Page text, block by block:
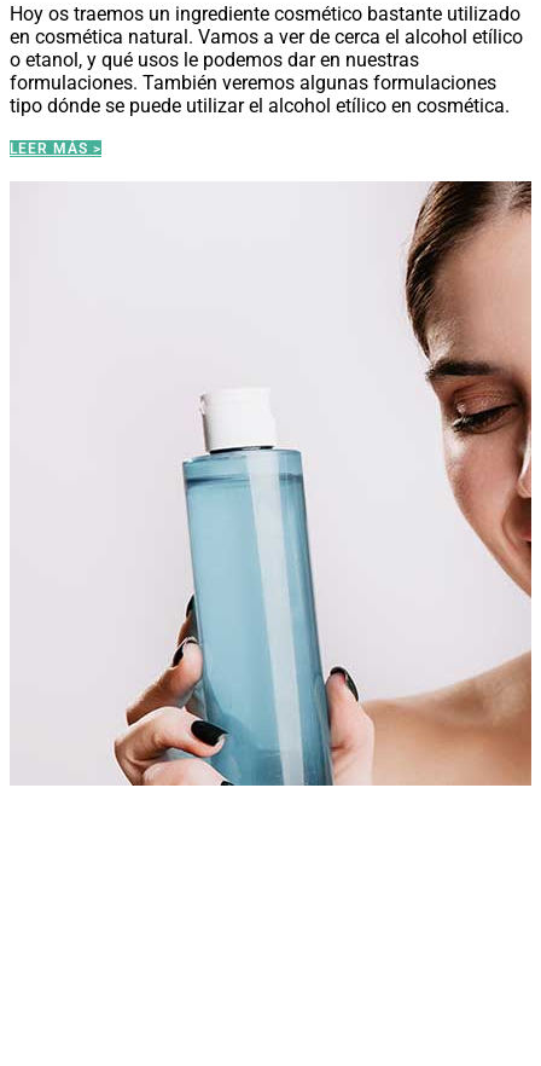
Hoy os traemos un ingrediente cosmético bastante utilizado
en cosmética natural. Vamos a ver de cerca el alcohol etílico
o etanol, y qué usos le podemos dar en nuestras
formulaciones. También veremos algunas formulaciones
tipo dónde se puede utilizar el alcohol etílico en cosmética.
LEER MÁS >